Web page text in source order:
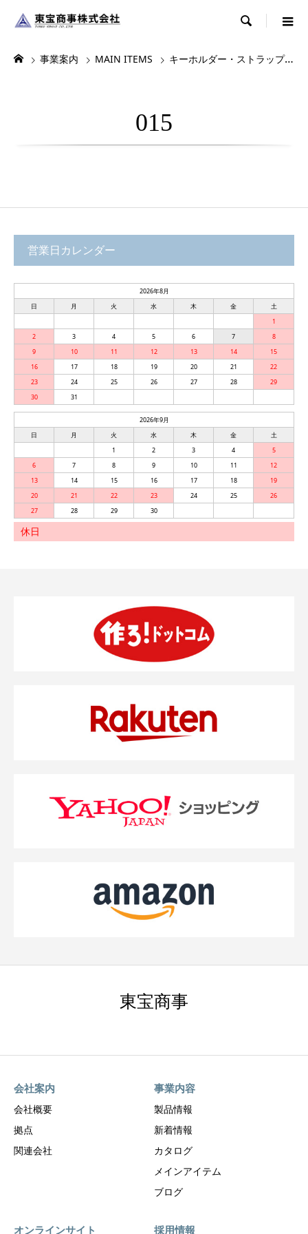

事業案内 MAIN ITEMS キーホルダー・ストラップ・根付
015
営業日カレンダー
2026年8月
日
月 火 水 木 金
土
1
2
3 4 5 6 7
8
9
10 11 12 13 14
15
16
17 18 19 20 21
22
23
24 25 26 27 28
29
30
31
2026年9月
日
月 火 水 木 金
土
1
2 3 4
5
6
7 8 9 10 11
12
13
14 15 16 17 18
19
20
21 22 23 24 25
26
27
28 29 30
休日
東宝商事
会社案内
会社概要
拠点
関連会社
事業内容
製品情報
新着情報
カタログ
メインアイテム
ブログ
オンラインサイト 採用情報